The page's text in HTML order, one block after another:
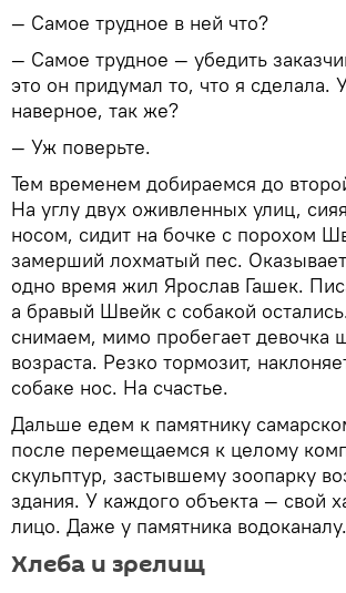
— Самое трудное в ней что?
— Самое трудное — убедить
это он придумал то, что я сделала.
наверное, так же?
— Уж поверьте.
Тем временем добираемся до
На углу двух оживленных улиц,
носом, сидит на бочке с порохом
замерший лохматый пес.
одно время жил Ярослав Гашек.
а бравый Швейк с собакой
снимаем, мимо пробегает девочка
возраста. Резко тормозит,
собаке нос. На счастье.
Дальше едем к памятнику
после перемещаемся к целому
скульптур, застывшему зоопарку
здания. У каждого объекта — свой
лицо. Даже у памятника водоканалу.
Хлеба и зрелищ